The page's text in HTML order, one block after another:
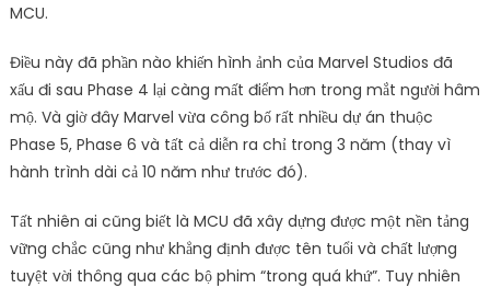
MCU.
Điều này đã phần nào khiến hình ảnh của Marvel Studios đã
xấu đi sau Phase 4 lại càng mất điểm hơn trong mắt người hâm
mộ. Và giờ đây Marvel vừa công bố rất nhiều dự án thuộc
Phase 5, Phase 6 và tất cả diễn ra chỉ trong 3 năm (thay vì
hành trình dài cả 10 năm như trước đó).
Tất nhiên ai cũng biết là MCU đã xây dựng được một nền tảng
vững chắc cũng như khẳng định được tên tuổi và chất lượng
tuyệt vời thông qua các bộ phim “trong quá khứ”. Tuy nhiên